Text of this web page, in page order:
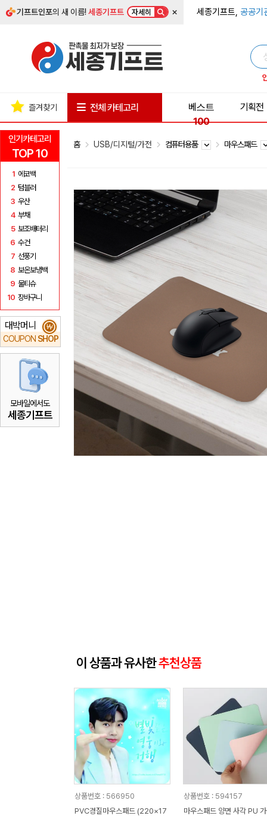
기프트인포의 새 이름!세종기프트 자세히 × 세종기프트, 공공기
인기카테고리
TOP 10
1 에코백
2 텀블러
3 우산
4 부채
5 보조배터리
6 수건
7 선풍기
8 보온보냉백
9 물티슈
10 장바구니
대박머니
COUPON SHOP
₩
모바일에서도
세종기프트
즐겨찾기 전체 카테고리
베스트
100
기획전
홈 USB/디지털/가전 컴퓨터용품 마우스패드
이 상품과 유사한추천상품
상품번호 : 566950
PVC경질마우스패드 (220×17
상품번호 : 594157
마우스패드 양면 사각 PU